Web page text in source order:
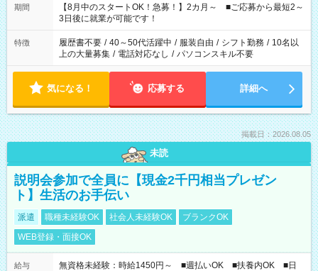
「できれば残業はしたくない」 など、ご希望を教えてください
ね。 ※Wワーク希望の方へ 今ご覧のお仕事で希望する勤務時間
と、もう1つのお仕事の勤務時間。 合計で週40時間を超える場
合は応募できません。
期間
【8月中のスタートOK！急募！】2カ月～ ■ご応募から最短2～
3日後に就業が可能です！
特徴 履歴書不要 / 40～50代活躍中 / 服装自由 / シフト勤務 / 10名以
上の大量募集 / 電話対応なし / パソコンスキル不要
気になる！ 応募する 詳細へ
掲載日：2026.08.05
未読
説明会参加で全員に【現金2千円相当プレゼン
ト】生活のお手伝い
派遣 職種未経験OK 社会人未経験OK
ブランクOK
WEB登録・面接OK
給与
無資格未経験：時給1450円～ ■週払いOK ■扶養内OK ■日